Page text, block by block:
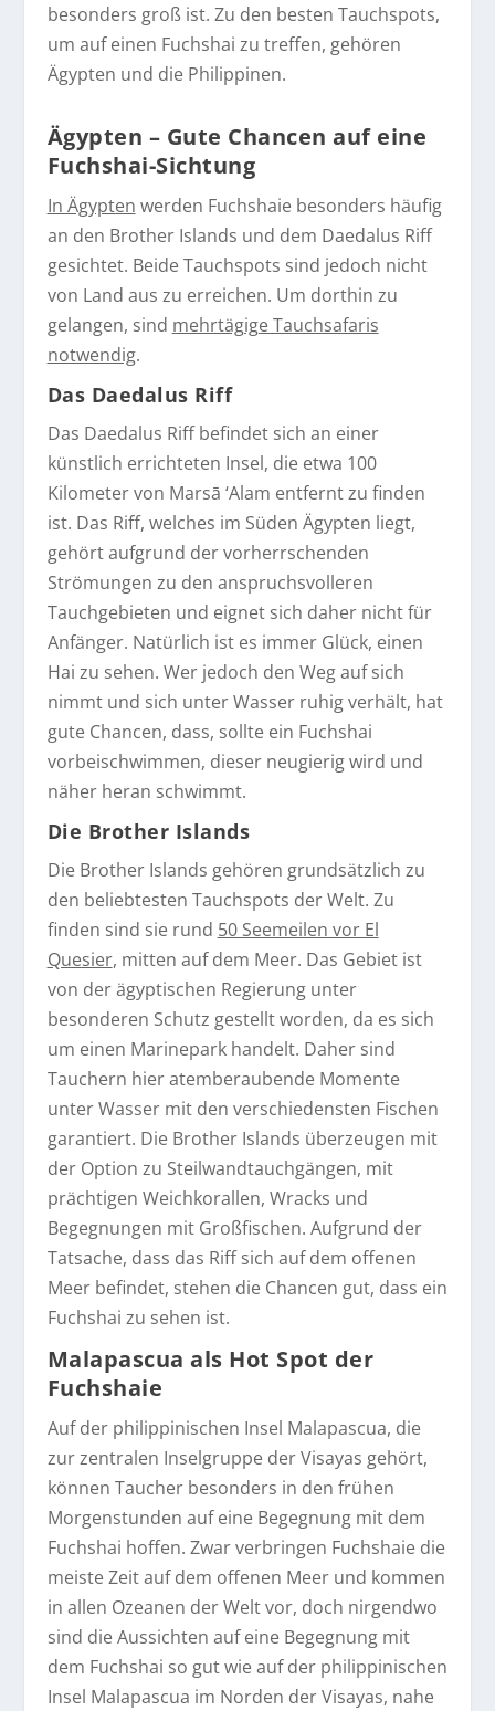
besonders groß ist. Zu den besten Tauchspots,
um auf einen Fuchshai zu treffen, gehören
Ägypten und die Philippinen.
Ägypten – Gute Chancen auf eine
Fuchshai-Sichtung
In Ägypten werden Fuchshaie besonders häufig
an den Brother Islands und dem Daedalus Riff
gesichtet. Beide Tauchspots sind jedoch nicht
von Land aus zu erreichen. Um dorthin zu
gelangen, sind mehrtägige Tauchsafaris
notwendig.
Das Daedalus Riff
Das Daedalus Riff befindet sich an einer
künstlich errichteten Insel, die etwa 100
Kilometer von Marsā ‘Alam entfernt zu finden
ist. Das Riff, welches im Süden Ägypten liegt,
gehört aufgrund der vorherrschenden
Strömungen zu den anspruchsvolleren
Tauchgebieten und eignet sich daher nicht für
Anfänger. Natürlich ist es immer Glück, einen
Hai zu sehen. Wer jedoch den Weg auf sich
nimmt und sich unter Wasser ruhig verhält, hat
gute Chancen, dass, sollte ein Fuchshai
vorbeischwimmen, dieser neugierig wird und
näher heran schwimmt.
Die Brother Islands
Die Brother Islands gehören grundsätzlich zu
den beliebtesten Tauchspots der Welt. Zu
finden sind sie rund 50 Seemeilen vor El
Quesier, mitten auf dem Meer. Das Gebiet ist
von der ägyptischen Regierung unter
besonderen Schutz gestellt worden, da es sich
um einen Marinepark handelt. Daher sind
Tauchern hier atemberaubende Momente
unter Wasser mit den verschiedensten Fischen
garantiert. Die Brother Islands überzeugen mit
der Option zu Steilwandtauchgängen, mit
prächtigen Weichkorallen, Wracks und
Begegnungen mit Großfischen. Aufgrund der
Tatsache, dass das Riff sich auf dem offenen
Meer befindet, stehen die Chancen gut, dass ein
Fuchshai zu sehen ist.
Malapascua als Hot Spot der
Fuchshaie
Auf der philippinischen Insel Malapascua, die
zur zentralen Inselgruppe der Visayas gehört,
können Taucher besonders in den frühen
Morgenstunden auf eine Begegnung mit dem
Fuchshai hoffen. Zwar verbringen Fuchshaie die
meiste Zeit auf dem offenen Meer und kommen
in allen Ozeanen der Welt vor, doch nirgendwo
sind die Aussichten auf eine Begegnung mit
dem Fuchshai so gut wie auf der philippinischen
Insel Malapascua im Norden der Visayas, nahe